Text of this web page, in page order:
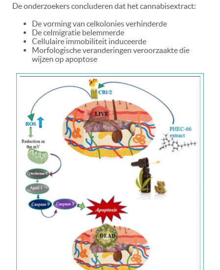
De onderzoekers concluderen dat het cannabisextract:
De vorming van celkolonies verhinderde
De celmigratie belemmerde
Cellulaire immobiliteit induceerde
Morfologische veranderingen veroorzaakte die
wijzen op apoptose